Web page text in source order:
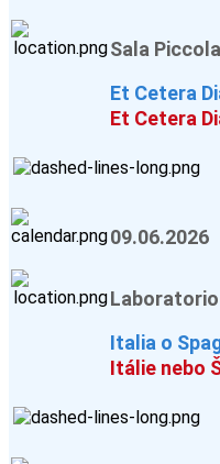
Sala
Et Cetera
Et Cetera
09.06.2026
Italia o
Itálie nebo